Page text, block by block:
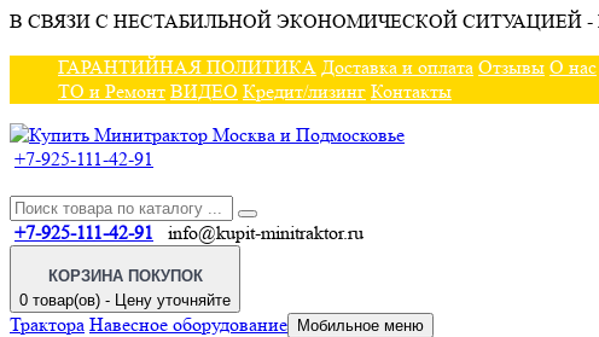
В СВЯЗИ С НЕСТАБИЛЬНОЙ ЭКОНОМИЧЕСКОЙ СИТУАЦИЕЙ
ГАРАНТИЙНАЯ ПОЛИТИКА Доставка и оплата Отзывы О нас
ТО и Ремонт ВИДЕО Кредит/лизинг Контакты
+7-925-111-42-91
+7-925-111-42-91 info@kupit-minitraktor.ru
КОРЗИНА ПОКУПОК
0 товар(ов) - Цену уточняйте
Трактора Навесное оборудование
Мобильное меню